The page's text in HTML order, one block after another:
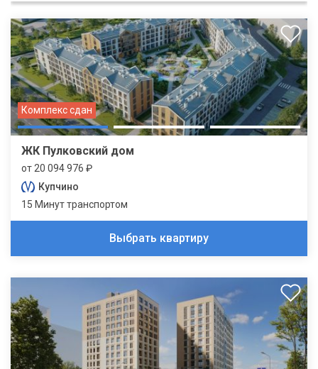
Комплекс сдан
ЖК Пулковский дом
от 20 094 976 ₽
Купчино
15 Минут транспортом
Выбрать квартиру